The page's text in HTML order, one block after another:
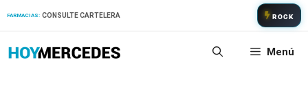
FARMACIAS: CONSULTE CARTELERA ROCK
Menú